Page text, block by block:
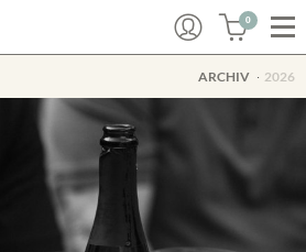
0
ARCHIV 2026